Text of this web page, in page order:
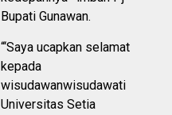
Bupati Gunawan.
“‘Saya ucapkan selamat
kepada
wisudawanwisudawati
Universitas Setia